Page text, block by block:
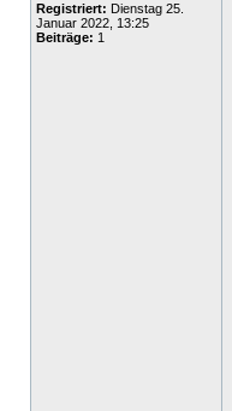
Registriert: Dienstag 25.
Januar 2022, 13:25
Beiträge: 1